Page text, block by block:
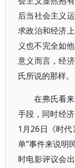
后当社会主义
求政治和经济
义也不完全如
意义而言，经
氏所说的那样。
在弗氏看
手段，同时经
1月26日《时代
单”事件来说明
时电影评议会